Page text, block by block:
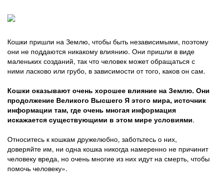
Кошки пришли на Землю, чтобы быть независимыми, поэтому
они не поддаются никакому влиянию. Они пришли в виде
маленьких созданий, так что человек может обращаться с
ними ласково или грубо, в зависимости от того, каков он сам.
Кошки оказывают очень хорошее влияние на Землю. Они
продолжение Великого Высшего Я этого мира, источник
информации там, где очень многая информация
искажается существующими в этом мире условиями.
Относитесь к кошкам дружелюбно, заботьтесь о них,
доверяйте им, ни одна кошка никогда намеренно не причинит
человеку вреда, но очень многие из них идут на смерть, чтобы
помочь человеку».